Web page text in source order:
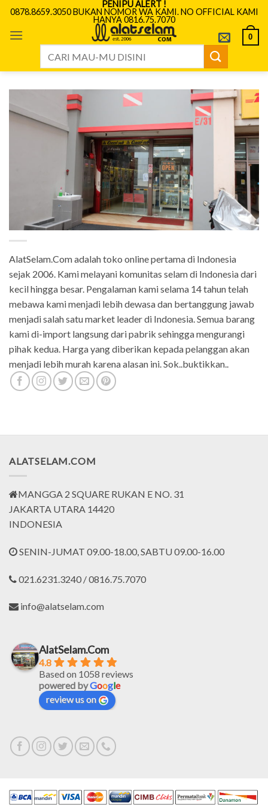
Skip
content
PENIPU ALERT !
0878.8659.3050 BUKAN NOMOR WA KAMI. NO OFFICIAL KAMI
HANYA 0816.75.7070
0
AlatSelam.Com adalah toko online pertama di Indonesia
sejak 2006. Kami melayani komunitas selam di Indonesia dari
kecil hingga besar. Pengalaman kami selama 14 tahun telah
mebawa kami menjadi lebih dewasa dan bertanggung jawab
menjadi salah satu market leader di Indonesia. Semua barang
kami di-import langsung dari pabrik sehingga mengurangi
pihak kedua. Harga yang diberikan kepada pelanggan akan
menjadi lebih murah karena alasan ini. Sok..buktikkan..
ALATSELAM.COM
MANGGA 2 SQUARE RUKAN E NO. 31
JAKARTA UTARA 14420
INDONESIA
SENIN-JUMAT 09.00-18.00, SABTU 09.00-16.00
021.6231.3240 / 0816.75.7070
info@alatselam.com
AlatSelam.Com
4.8
Based on 1058 reviews
powered byGoogle
review us on